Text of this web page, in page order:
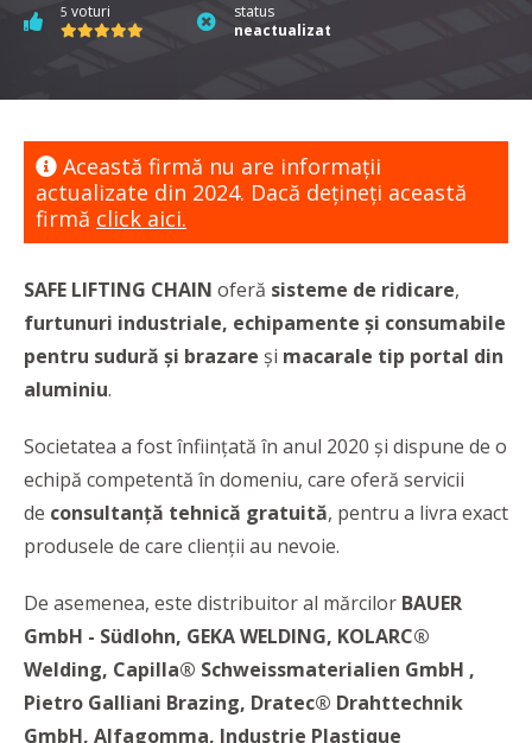
5 voturi
status
neactualizat
Această firmă nu are informaţii
actualizate din 2024. Dacă dețineți această
firmă click aici.
SAFE LIFTING CHAIN oferă sisteme de ridicare,
furtunuri industriale, echipamente și consumabile
pentru sudură și brazare și macarale tip portal din
aluminiu.
Societatea a fost înființată în anul 2020 și dispune de o
echipă competentă în domeniu, care oferă servicii
de consultanță tehnică gratuită, pentru a livra exact
produsele de care clienții au nevoie.
De asemenea, este distribuitor al mărcilor BAUER
GmbH - Südlohn, GEKA WELDING, KOLARC®
Welding, Capilla® Schweissmaterialien GmbH ,
Pietro Galliani Brazing, Dratec® Drahttechnik
GmbH, Alfagomma, Industrie Plastique